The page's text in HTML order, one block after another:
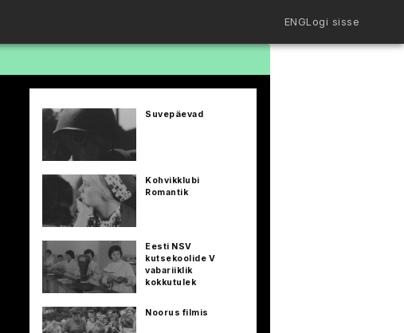
ENGLogi sisse
Suvepäevad
Kohvikklubi
Romantik
Eesti NSV
kutsekoolide V
vabariiklik
kokkutulek
Noorus filmis